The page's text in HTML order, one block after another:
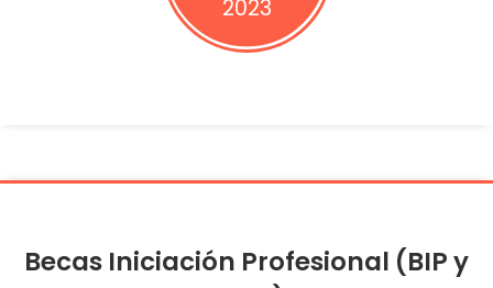
2023
Becas Iniciación Profesional (BIP y